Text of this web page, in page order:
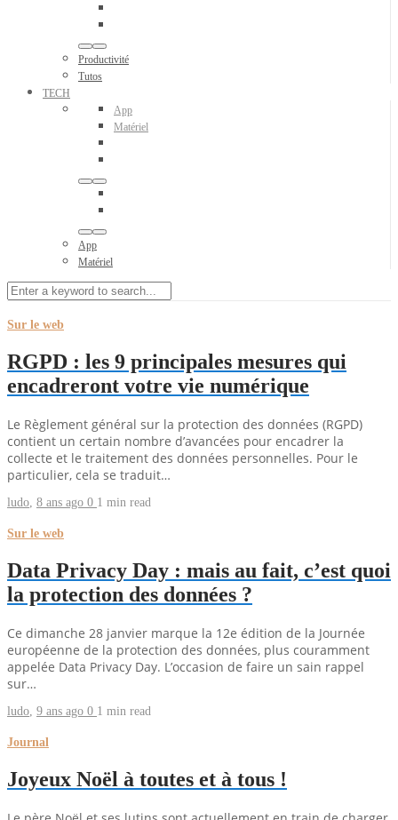
Productivité
Tutos
TECH
App
Matériel
App
Matériel
Sur le web
RGPD : les 9 principales mesures qui
encadreront votre vie numérique
Le Règlement général sur la protection des données (RGPD)
contient un certain nombre d’avancées pour encadrer la
collecte et le traitement des données personnelles. Pour le
particulier, cela se traduit…
ludo, 8 ans ago 0 1 min read
Sur le web
Data Privacy Day : mais au fait, c’est quoi
la protection des données ?
Ce dimanche 28 janvier marque la 12e édition de la Journée
européenne de la protection des données, plus couramment
appelée Data Privacy Day. L’occasion de faire un sain rappel
sur…
ludo 9 ans ago 0 1 min read
Journal
Joyeux Noël à toutes et à tous !